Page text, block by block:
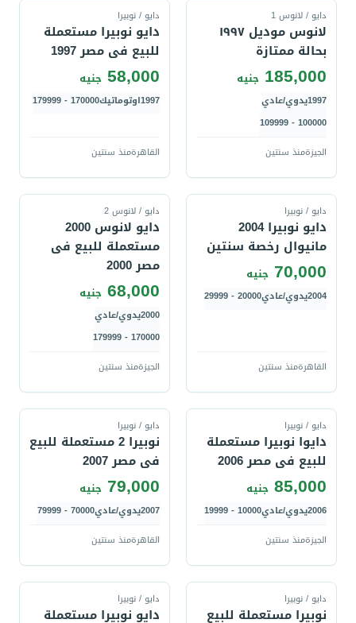
دايو / لانوس 1
لانوس موديل ١٩٩٧
بحالة ممتازة
185,000 جنيه
1997يدوي/عادي
100000 - 109999
الجيزةمنذ سنتين
دايو / نوبيرا
دايو نوبيرا مستعملة
للبيع فى مصر 1997
58,000 جنيه
1997اوتوماتيك170000 - 179999
القاهرةمنذ سنتين
دايو / نوبيرا
دايو نوبيرا 2004
مانيوال رخصة سنتين
70,000 جنيه
2004يدوي/عادي20000 - 29999
القاهرةمنذ سنتين
دايو / لانوس 2
دايو لانوس 2000
مستعملة للبيع فى
مصر 2000
68,000 جنيه
2000يدوي/عادي
170000 - 179999
الجيزةمنذ سنتين
دايو / نوبيرا
دايوا نوبيرا مستعملة
للبيع فى مصر 2006
85,000 جنيه
2006يدوي/عادي10000 - 19999
الجيزةمنذ سنتين
دايو / نوبيرا
نوبيرا 2 مستعملة للبيع
فى مصر 2007
79,000 جنيه
2007يدوي/عادي70000 - 79999
القاهرةمنذ سنتين
دايو / نوبيرا
نوبيرا مستعملة للبيع
دايو / نوبيرا
دايو نوبيرا مستعملة